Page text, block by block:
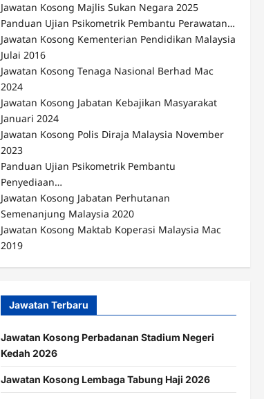
Jawatan Kosong Majlis Sukan Negara 2025
Panduan Ujian Psikometrik Pembantu Perawatan…
Jawatan Kosong Kementerian Pendidikan Malaysia
Julai 2016
Jawatan Kosong Tenaga Nasional Berhad Mac
2024
Jawatan Kosong Jabatan Kebajikan Masyarakat
Januari 2024
Jawatan Kosong Polis Diraja Malaysia November
2023
Panduan Ujian Psikometrik Pembantu
Penyediaan…
Jawatan Kosong Jabatan Perhutanan
Semenanjung Malaysia 2020
Jawatan Kosong Maktab Koperasi Malaysia Mac
2019
Jawatan Terbaru
Jawatan Kosong Perbadanan Stadium Negeri
Kedah 2026
Jawatan Kosong Lembaga Tabung Haji 2026